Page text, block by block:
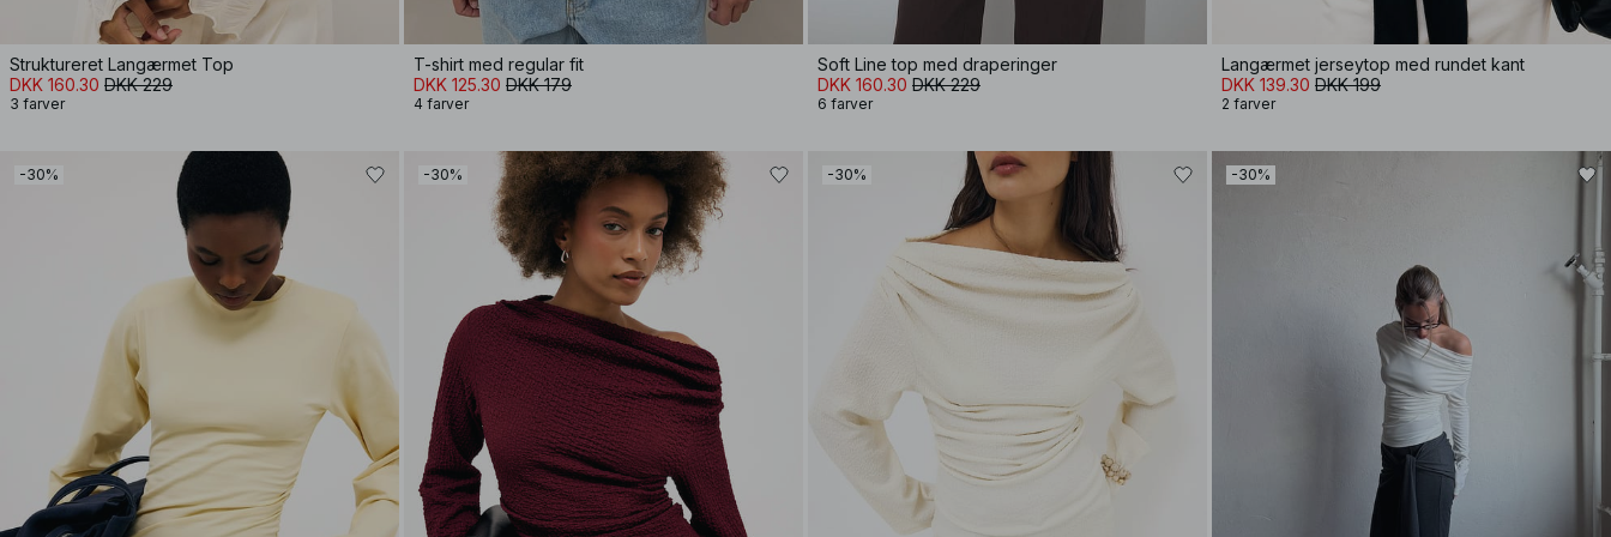
Struktureret Langærmet Top
DKK 160.30 DKK 229
3 farver
T-shirt med regular fit
DKK 125.30 DKK 179
4 farver
Soft Line top med draperinger
DKK 160.30 DKK 229
6 farver
Langærmet jerseytop med rundet kant
DKK 139.30 DKK 199
2 farver
-30% -30% -30% -30%